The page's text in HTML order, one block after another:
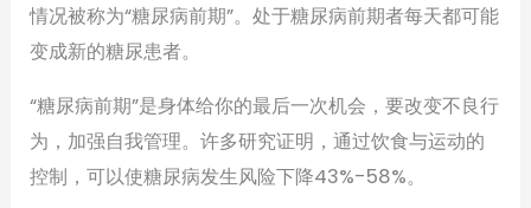
情况被称为“糖尿病前期”。处于糖尿病前期者每天都可能
变成新的糖尿患者。
“糖尿病前期”是身体给你的最后一次机会，要改变不良行
为，加强自我管理。许多研究证明，通过饮食与运动的
控制，可以使糖尿病发生风险下降43%-58%。